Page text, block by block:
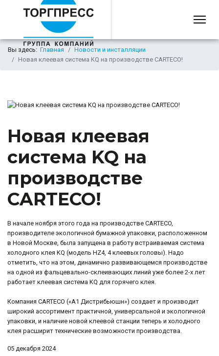
Вы здесь: Главная
Новости и инсталляции
Новая клеевая система KQ на производстве CARTECO!
Новая клеевая
система KQ на
производстве
CARTECO!
В начале ноября этого года на производстве CARTECO,
производителе экологичной бумажной упаковки, расположенном
в Новой Москве, была запущена в работу встраиваемая система
холодного клея KQ (модель HZ4, 4 клеевых головы). Надо
отметить, что на этом, динамично развивающемся производстве
на одной из фальцевально-склеивающих линий уже более 2-х лет
работает клеевая система KQ для горячего клея.
Компания CARTECO («А1 Дистрибьюшн») создает и производит
широкий ассортимент практичной, универсальной и экологичной
упаковки, и наличие новой клеевой станции теперь и холодного
клея расширит технические возможности производства.
05 декабря 2024